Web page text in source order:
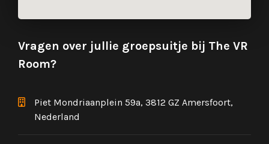
Vragen over jullie groepsuitje bij The VR
Room?
Piet Mondriaanplein 59a, 3812 GZ Amersfoort,
Nederland